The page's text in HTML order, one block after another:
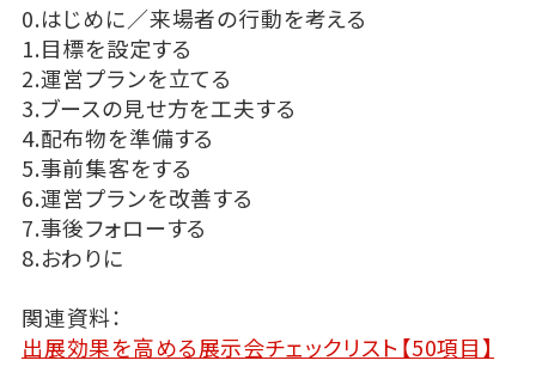
0.はじめに／来場者の行動を考える
1.目標を設定する
2.運営プランを立てる
3.ブースの見せ方を工夫する
4.配布物を準備する
5.事前集客をする
6.運営プランを改善する
7.事後フォローする
8.おわりに
関連資料：
出展効果を高める展示会チェックリスト【50項目】